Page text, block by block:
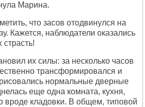
Марина.
что засов отодвинулся на
Кажется, наблюдатели оказались
их силы: за несколько часов
трансформировался и
нормальные дверные
еще одна комната, кухня,
вроде кладовки. В общем, типовой